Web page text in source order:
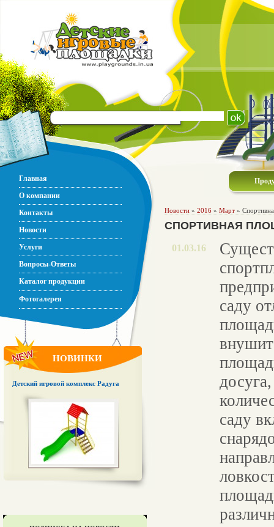
Главная
О компании
Контакты
Новости
Услуги
Вопросы-Ответы
Каталог продукции
Фотогалерея
НОВИНКИ
Детский игровой комплекс Радуга
Новости » 2016 » Март »
СПОРТИВНАЯ
01.03.16
саду
саду